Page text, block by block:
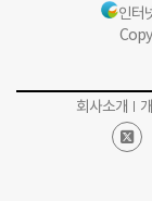
인터
회사소개